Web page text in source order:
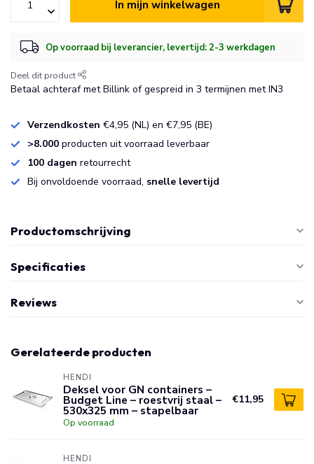
In mijn winkelwagen
Op voorraad bij leverancier, levertijd: 2-3 werkdagen
Deel dit product
Betaal achteraf met Billink of gespreid in 3 termijnen met IN3
Verzendkosten €4,95 (NL) en €7,95 (BE)
>8.000 producten uit voorraad leverbaar
100 dagen retourrecht
Bij onvoldoende voorraad, snelle levertijd
Productomschrijving
Specificaties
Reviews
Gerelateerde producten
HENDI
Deksel voor GN containers –
Budget Line – roestvrij staal –
530x325 mm – stapelbaar
Op voorraad
€11,95
HENDI